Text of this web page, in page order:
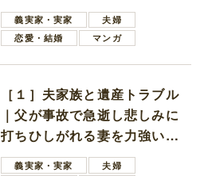
母義実家・実家
夫婦
恋愛・結婚
マンガ
［１］夫家族と遺産トラブル
｜父が事故で急逝し悲しみに
打ちひしがれる妻を力強い言
葉で励ます夫
義実家・実家
夫婦